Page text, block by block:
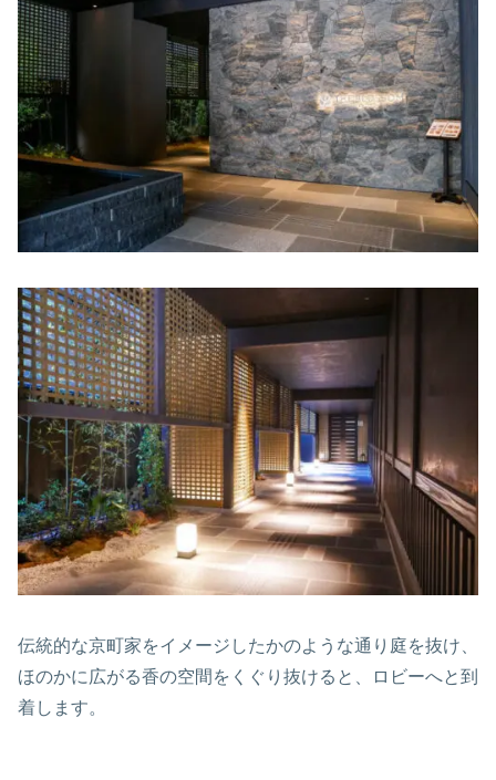
伝統的な京町家をイメージしたかのような通り庭を抜け、
ほのかに広がる香の空間をくぐり抜けると、ロビーへと到
着します。